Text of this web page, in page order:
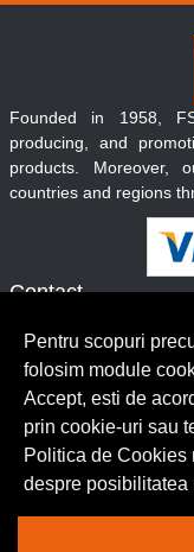
Contact
Servicii clienti
Founded in 1958,
producing, and
products. Moreover,
countries and regions
© Copyright
Solutie
Pentru scopuri
folosim module
Accept, esti de
prin cookie-uri sau
Politica de Cookies
despre posibilitatea